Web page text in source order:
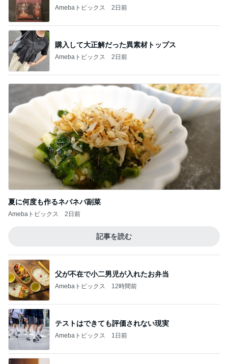
Amebaトピックス 2日前
購入して大正解だった異素材トップス
Amebaトピックス 2日前
夏に何度も作るネバネバ副菜
Amebaトピックス 2日前
記事を読む
父が不在で小二男児が入れたお弁当
Amebaトピックス 12時間前
テストはできても評価されない現実
Amebaトピックス 1日前